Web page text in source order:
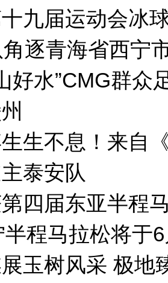
九届运动会冰
逐青海省西宁
好水”CMG群
生不息！来自
泰安队
四届东亚半程
半程马拉松将于
玉树风采 极